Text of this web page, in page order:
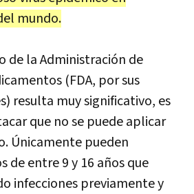
mundo.
de la Administración de
(FDA, por sus
resulta muy significativo, es
que no se puede aplicar
Únicamente pueden
de entre 9 y 16 años que
infecciones previamente y